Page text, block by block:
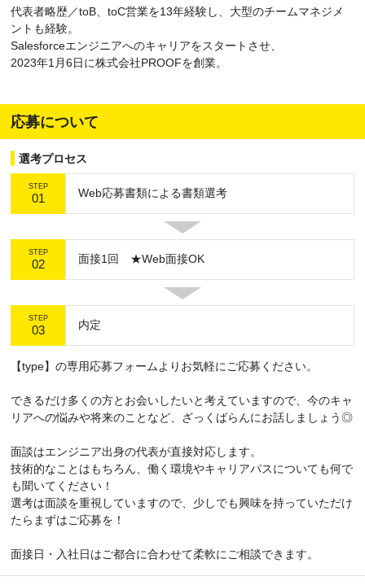
代表者略歴／toB、toC営業を13年経験し、大型のチームマネジメ
ントも経験。
Salesforceエンジニアへのキャリアをスタートさせ、
2023年1月6日に株式会社PROOFを創業。
応募について
選考プロセス
STEP
01 Web応募書類による書類選考
STEP
02 面接1回 ★Web面接OK
STEP
03 内定
【type】の専用応募フォームよりお気軽にご応募ください。
できるだけ多くの方とお会いしたいと考えていますので、今のキャ
リアへの悩みや将来のことなど、ざっくばらんにお話しましょう◎
面談はエンジニア出身の代表が直接対応します。
技術的なことはもちろん、働く環境やキャリアパスについても何で
も聞いてください！
選考は面談を重視していますので、少しでも興味を持っていただけ
たらまずはご応募を！
面接日・入社日はご都合に合わせて柔軟にご相談できます。